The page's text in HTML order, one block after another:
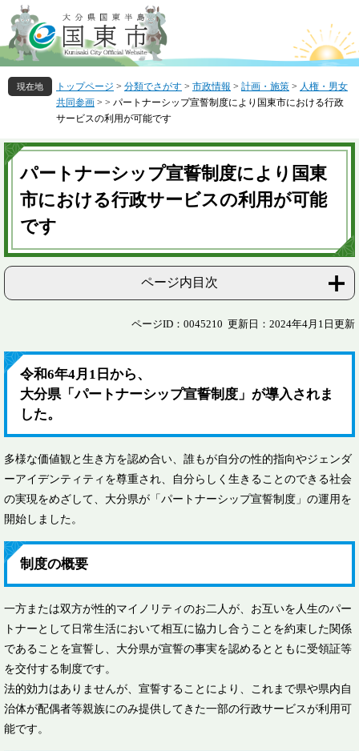
ー
ジ
の
先
頭
。
ニ
ュ
ー
を
飛
て
本
トップページ > 分類でさがす > 市政情報 > 計画・施策 > 人権・男女
共同参画 > > パートナーシップ宣誓制度により国東市における行政
サービスの利用が可能です
本
文
パートナーシップ宣誓制度により国東
市における行政サービスの利用が可能
です
ページ内目次
ページID：0045210 更新日：2024年4月1日更新
令和6年4月1日から、
大分県「パートナーシップ宣誓制度」が導入されま
した。
多様な価値観と生き方を認め合い、誰もが自分の性的指向やジェンダ
ーアイデンティティを尊重され、自分らしく生きることのできる社会
の実現をめざして、大分県が「パートナーシップ宣誓制度」の運用を
開始しました。
制度の概要
一方または双方が性的マイノリティのお二人が、お互いを人生のパー
トナーとして日常生活において相互に協力し合うことを約束した関係
であることを宣誓し、大分県が宣誓の事実を認めるとともに受領証等
を交付する制度です。
法的効力はありませんが、宣誓することにより、これまで県や県内自
治体が配偶者等親族にのみ提供してきた一部の行政サービスが利用可
能です。